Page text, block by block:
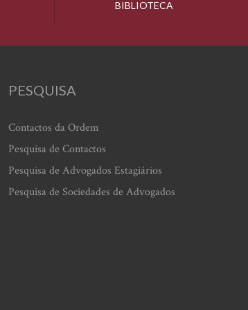
BIBLIOTECA
PESQUISA
Contactos da Ordem
Pesquisa de Contactos
Pesquisa de Advogados Estagiários
Pesquisa de Sociedades de Advogados